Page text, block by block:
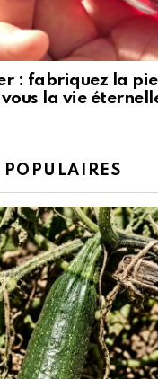
: fabriquez la
la vie
POPULAIRES